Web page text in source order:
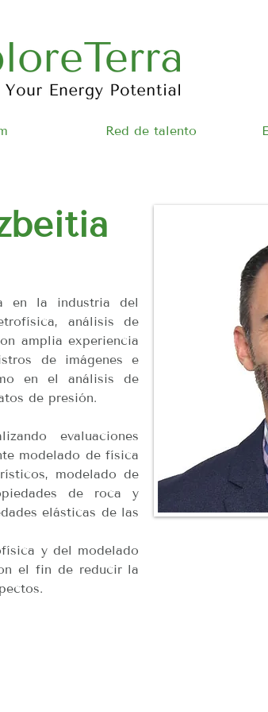
Red de talento
en la industria del
análisis de
amplia experiencia
de imágenes e
en el análisis de
de presión.
evaluaciones
modelado de física
modelado de
de roca y
elásticas de las
y del modelado
el fin de reducir la